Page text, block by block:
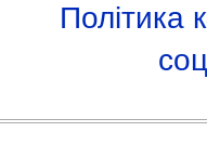
Політика